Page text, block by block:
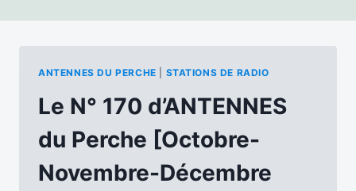
ANTENNES DU PERCHE STATIONS DE RADIO
Le N° 170 d’ANTENNES
du Perche [Octobre-
Novembre-Décembre